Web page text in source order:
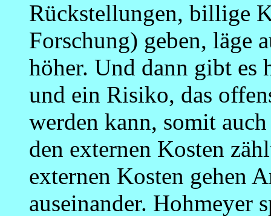
Rückstellungen, billige
Forschung) geben, läge
höher. Und dann gibt es
und ein Risiko, das
werden kann, somit
den externen Kosten
externen Kosten gehen
auseinander. Hohmeyer